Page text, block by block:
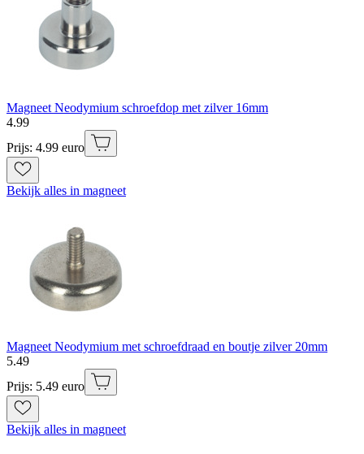
Magneet Neodymium schroefdop met zilver 16mm
4.99
Prijs: 4.99 euro
Bekijk alles in magneet
Magneet Neodymium met schroefdraad en boutje zilver 20mm
5.49
Prijs: 5.49 euro
Bekijk alles in magneet